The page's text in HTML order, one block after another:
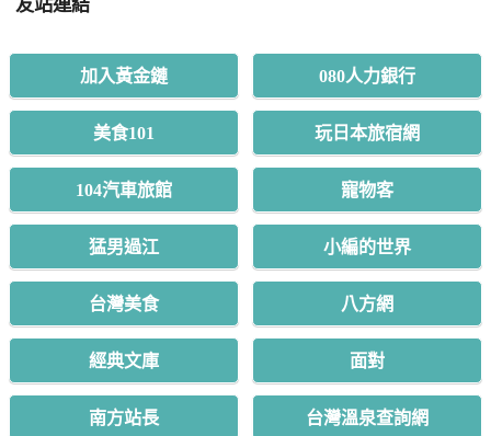
加入黃金鏈 080人力銀行
美食101 玩日本旅宿網
104汽車旅館 寵物客
猛男過江 小編的世界
台灣美食 八方網
經典文庫 面對
南方站長 台灣溫泉查詢網